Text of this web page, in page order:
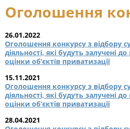
Оголошення
26.01.2022
Оголошення конкурсу з відбору
діяльності, які будуть залучені
оцінки об’єктів приватизації
15.11.2021
Оголошення конкурсу з відбору
діяльності, які будуть залучені
оцінки об’єктів приватизації
28.04.2021